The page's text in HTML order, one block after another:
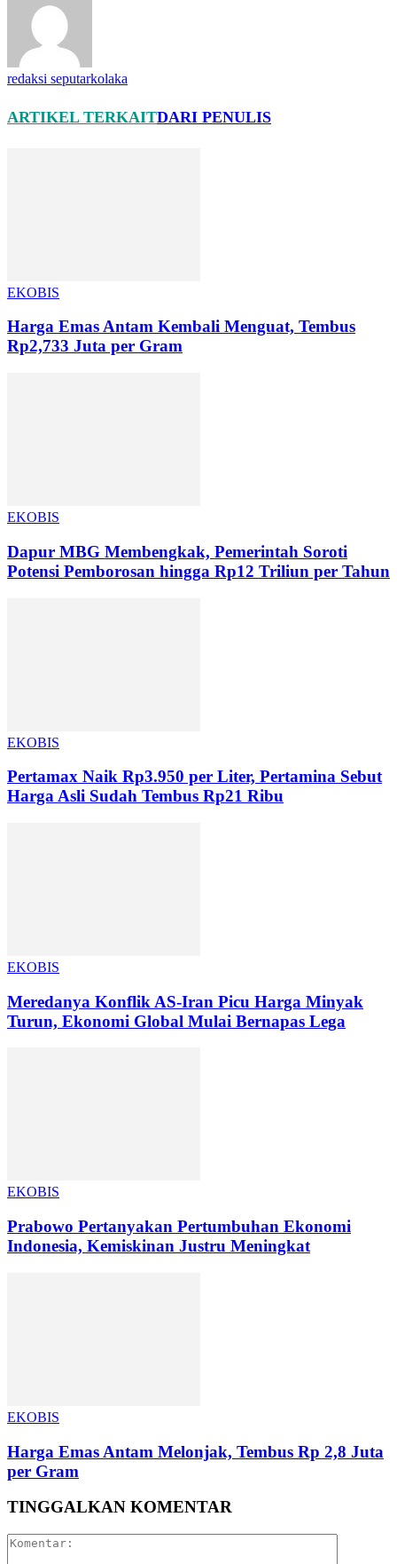
redaksi seputarkolaka
ARTIKEL TERKAITDARI PENULIS
EKOBIS
Harga Emas Antam Kembali Menguat, Tembus
Rp2,733 Juta per Gram
EKOBIS
Dapur MBG Membengkak, Pemerintah Soroti
Potensi Pemborosan hingga Rp12 Triliun per Tahun
EKOBIS
Pertamax Naik Rp3.950 per Liter, Pertamina Sebut
Harga Asli Sudah Tembus Rp21 Ribu
EKOBIS
Meredanya Konflik AS-Iran Picu Harga Minyak
Turun, Ekonomi Global Mulai Bernapas Lega
EKOBIS
Prabowo Pertanyakan Pertumbuhan Ekonomi
Indonesia, Kemiskinan Justru Meningkat
EKOBIS
Harga Emas Antam Melonjak, Tembus Rp 2,8 Juta
per Gram
TINGGALKAN KOMENTAR